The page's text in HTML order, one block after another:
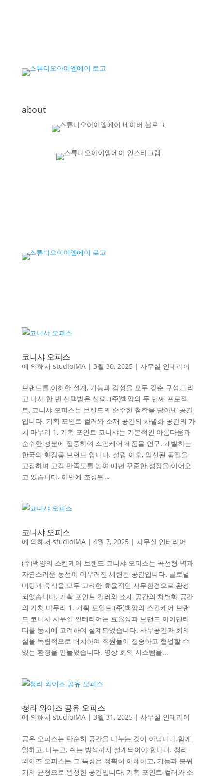
about
코니샤 오피스
에 의해서 studioIMA| 3월 30, 2025 | 사무실 인테리어
브랜드를 이해한 설계, 기능과 감성을 모두 갖춘 구성,그리
고 다시 한 번 선택받은 신뢰. (주)백양의 두 번째 프로젝
트, 코니샤 오피스는 브랜드의 순수한 철학을 담아낸 공간
입니다. 기획 포인트 컬러와 소재 공간의 차별화 공간의 가
치 마무리 1. 기획 포인트 코니샤는 기본적인 아름다움과
순수한 성분에 집중하여 스킨케어 제품을 연구. 개발하는
한국의 화장품 브랜드 입니다. 설립 이후, 엄선된 품질을
고집하며 고객 만족도를 높여 매년 꾸준한 성장을 이어오
고 있습니다. 이번에 조성된...
코니샤 오피스
에 의해서 studioIMA| 4월 7, 2025 | 사무실 인테리어
(주)백양의 스킨케어 브랜드 코니샤 오피스는 곡선형 벽과
자연스러운 동선이 어우러진 세련된 공간입니다. 글로벌
미팅과 휴식을 모두 고려한 효율적인 사무환경으로 완성
되었습니다. 기획 포인트 컬러와 소재 공간의 차별화 공간
의 가치 마무리 1. 기획 포인트 (주)백양의 스킨케어 브랜
드 코니샤 사무실 인테리어는 효율성과 브랜드 아이덴티
티를 동시에 고려하여 설계되었습니다. 사무공간과 회의
실을 독립적으로 배치하여 직원들이 집중하고 협업할 수
있는 환경을 만들었습니다. 영상 회의 시스템을...
청라 와이즈 공유 오피스
에 의해서 studioIMA| 3월 31, 2025 | 사무실 인테리어
공유 오피스는 단순히 공간을 나누는 것이 아닙니다.함께
일하고, 나누고, 쉬는 방식까지 설계되어야 합니다. 청라
와이즈 오피스는 그 특성을 정확히 이해하고, 기능과 분위
기의 균형으로 완성한 공간입니다. 기획 포인트 컬러와 소